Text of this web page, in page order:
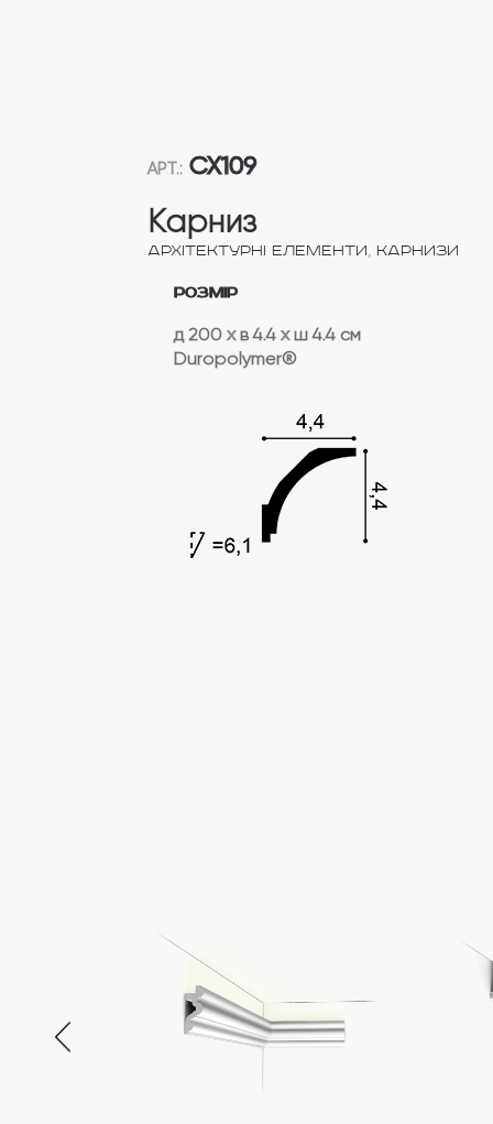
АРТ.: CX109
Карниз
Архітектурні елементи, Карнизи
Розмір
д 200xв 4.4xш 4.4 см
Duropolymer® ‎